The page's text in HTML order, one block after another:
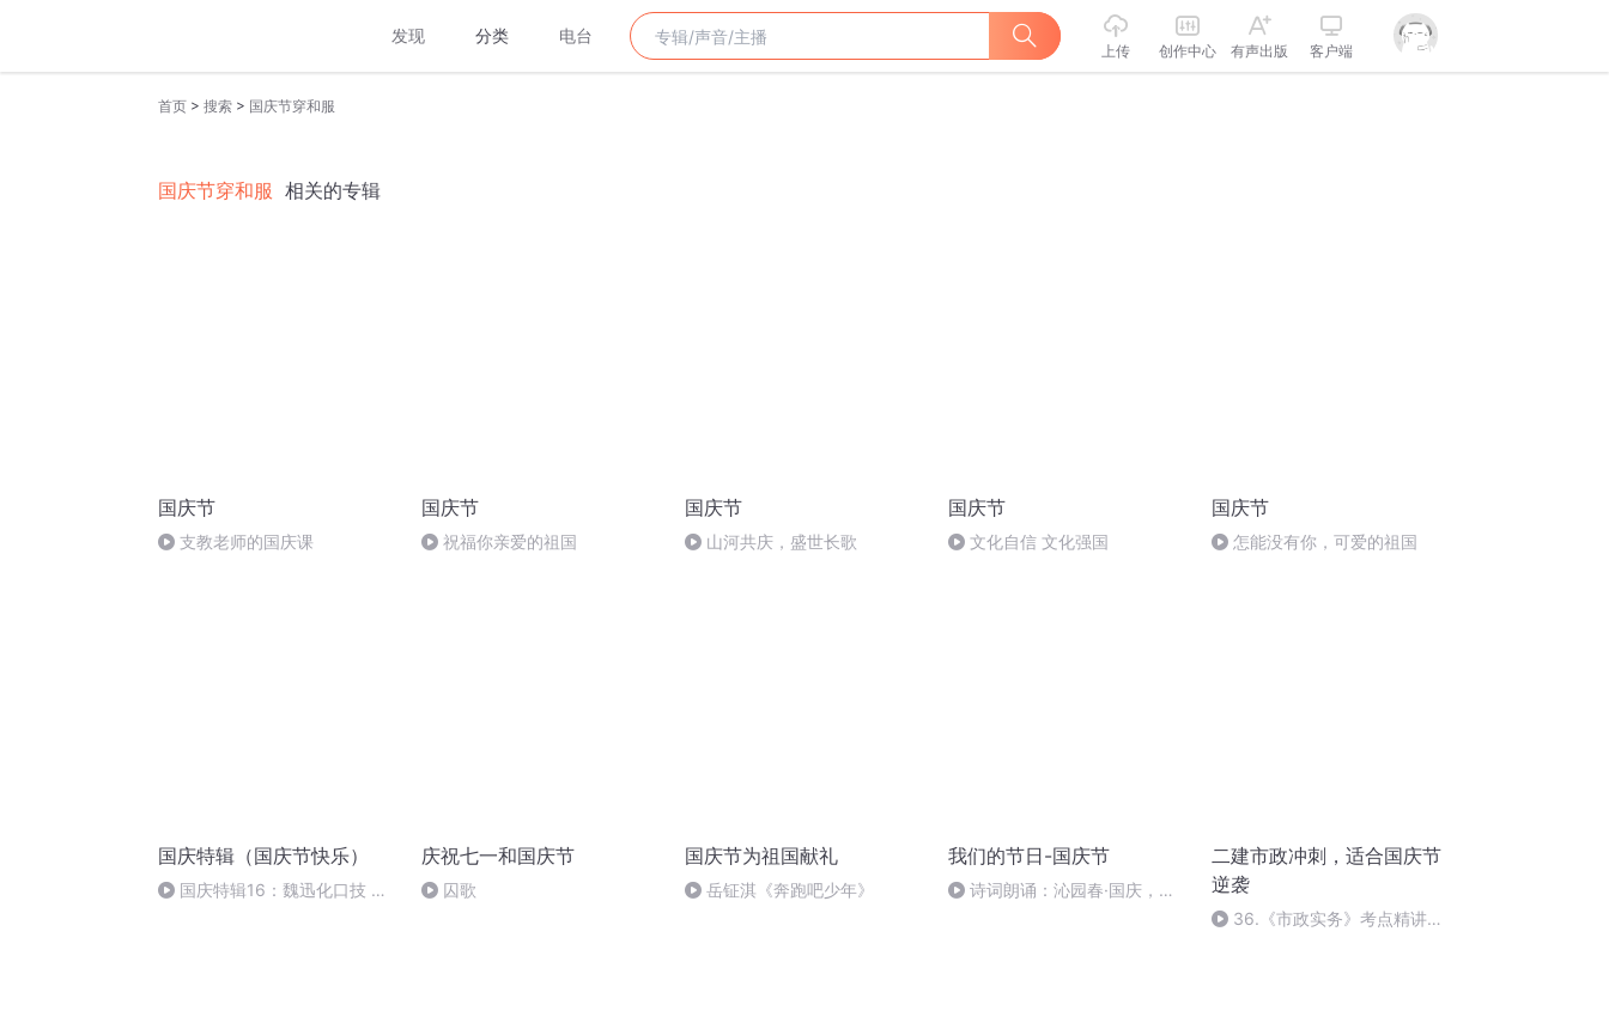
发现 分类 电台
上传 创作中心 有声出版 客户端
首页 > 搜索 > 国庆节穿和服
国庆节穿和服 相关的专辑
国庆节
支教老师的国庆课
国庆节
祝福你亲爱的祖国
国庆节
山河共庆，盛世长歌
国庆节
文化自信 文化强国
国庆节
怎能没有你，可爱的祖国
国庆特辑（国庆节快乐）
国庆特辑16：魏迅化口技 二
庆祝七一和国庆节
囚歌
国庆节为祖国献礼
岳钲淇《奔跑吧少年》
我们的节日-国庆节
诗词朗诵：沁园春·国庆，朗
二建市政冲刺，适合国庆节
逆袭
36.《市政实务》考点精讲第